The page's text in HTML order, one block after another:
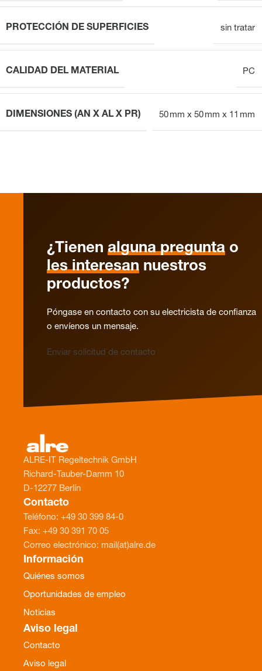
PROTECCIÓN DE SUPERFICIES sin tratar
CALIDAD DEL MATERIAL PC
DIMENSIONES (AN X AL X PR) 50 mm x 50 mm x 11 mm
¿Tienen alguna pregunta o
les interesan nuestros
productos?
Póngase en contacto con su electricista de confianza
o envíenos un mensaje.
Enviar solicitud de contacto
ALRE-IT Regeltechnik GmbH
Richard-Tauber-Damm 10
D-12277 Berlín
Contacto
Teléfono: +49 30 399 84-0
Fax: +49 30 391 70 05
Correo electrónico: mail(at)alre.de
Información
Quiénes somos
Oportunidades de empleo
Noticias
Aviso legal
Contacto
Aviso legal